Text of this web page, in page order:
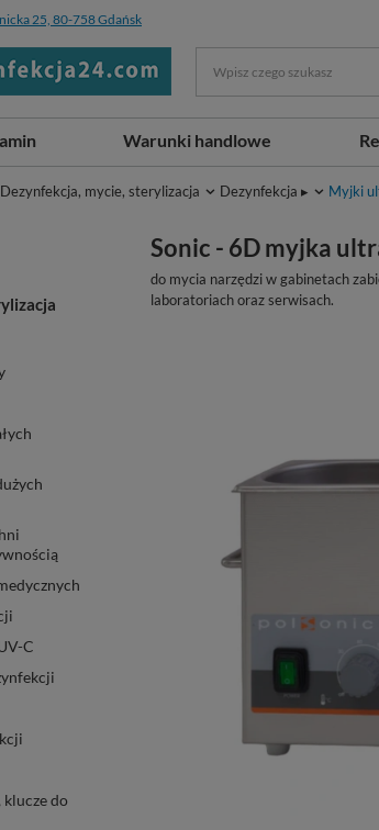
25, 80-758 Gdańsk
Warunki handlowe
Dezynfekcja, mycie, sterylizacja Dezynfekcja ▸ Myjki
C
do
Sonic - 6D myjka
do mycia narzędzi w gabinetach
laboratoriach oraz serwisach.